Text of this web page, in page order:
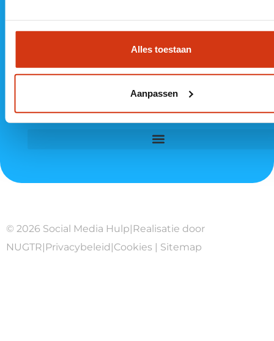
Alles toestaan
Aanpassen
© 2026 Social Media Hulp| Realisatie door
NUGTR| Privacybeleid |Cookies | Sitemap